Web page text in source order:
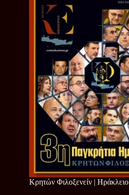
Κρητών Φιλοξενείν | Ηράκλειο